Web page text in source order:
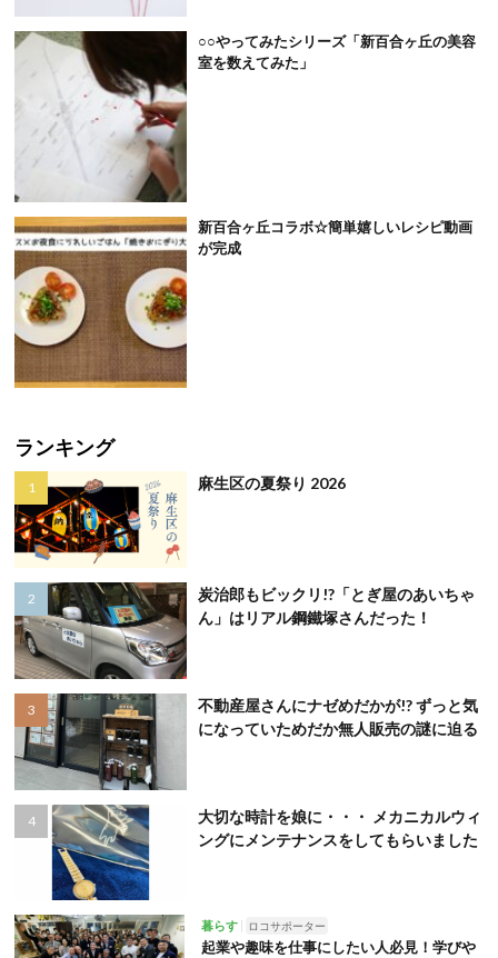
○○やってみたシリーズ「新百合ヶ丘の美容
室を数えてみた」
新百合ヶ丘コラボ☆簡単嬉しいレシピ動画
が完成
ランキング
麻生区の夏祭り 2026
炭治郎もビックリ!?「とぎ屋のあいちゃ
ん」はリアル鋼鐵塚さんだった！
不動産屋さんにナゼめだかが!? ずっと気
になっていためだか無人販売の謎に迫る
大切な時計を娘に・・・ メカニカルウィ
ングにメンテナンスをしてもらいました
暮らす ロコサポーター
起業や趣味を仕事にしたい人必見！学びや